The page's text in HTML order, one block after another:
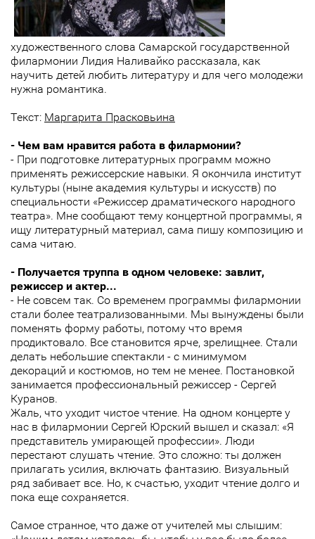
художественного слова Самарской государственной
филармонии Лидия Наливайко рассказала, как
научить детей любить литературу и для чего молодежи
нужна романтика.
Текст: Маргарита Прасковьина
- Чем вам нравится работа в филармонии?
- При подготовке литературных программ можно
применять режиссерские навыки. Я окончила институт
культуры (ныне академия культуры и искусств) по
специальности «Режиссер драматического народного
театра». Мне сообщают тему концертной программы, я
ищу литературный материал, сама пишу композицию и
сама читаю.
- Получается труппа в одном человеке: завлит,
режиссер и актер...
- Не совсем так. Со временем программы филармонии
стали более театрализованными. Мы вынуждены были
поменять форму работы, потому что время
продиктовало. Все становится ярче, зрелищнее. Стали
делать небольшие спектакли - с минимумом
декораций и костюмов, но тем не менее. Постановкой
занимается профессиональный режиссер - Сергей
Куранов.
Жаль, что уходит чистое чтение. На одном концерте у
нас в филармонии Сергей Юрский вышел и сказал: «Я
представитель умирающей профессии». Люди
перестают слушать чтение. Это сложно: ты должен
прилагать усилия, включать фантазию. Визуальный
ряд забивает все. Но, к счастью, уходит чтение долго и
пока еще сохраняется.
Самое странное, что даже от учителей мы слышим: